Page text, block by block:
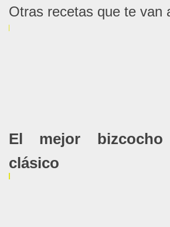
Otras recetas que te van
El mejor
clásico